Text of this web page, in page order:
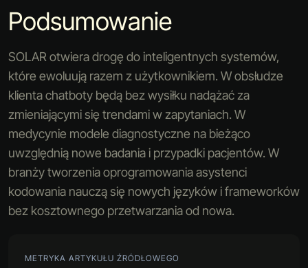
Podsumowanie
SOLAR otwiera drogę do inteligentnych systemów,
które ewoluują razem z użytkownikiem. W obsłudze
klienta chatboty będą bez wysiłku nadążać za
zmieniającymi się trendami w zapytaniach. W
medycynie modele diagnostyczne na bieżąco
uwzględnią nowe badania i przypadki pacjentów. W
branży tworzenia oprogramowania asystenci
kodowania nauczą się nowych języków i frameworków
bez kosztownego przetwarzania od nowa.
METRYKA ARTYKUŁU ŹRÓDŁOWEGO